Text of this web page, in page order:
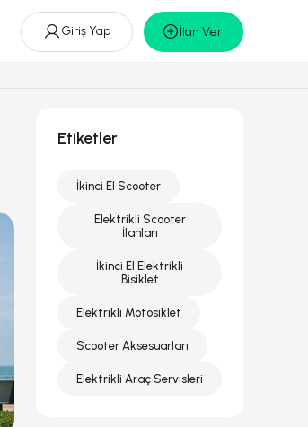
Giriş Yap İlan Ver
Etiketler
İkinci El Scooter
Elektrikli Scooter
İlanları
İkinci El Elektrikli
Bisiklet
Elektrikli Motosiklet
Scooter Aksesuarları
Elektrikli Araç Servisleri